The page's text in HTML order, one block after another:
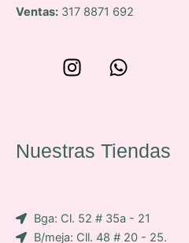
Ventas: 317 8871 692
e
p
c
I
a
g
m
W
s
a
Nuestras Tiendas
Bga: Cl. 52 # 35a - 21
B/meja: Cll. 48 # 20 - 25.